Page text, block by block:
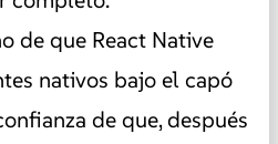
de que React Native
nativos bajo el capó
de que, después